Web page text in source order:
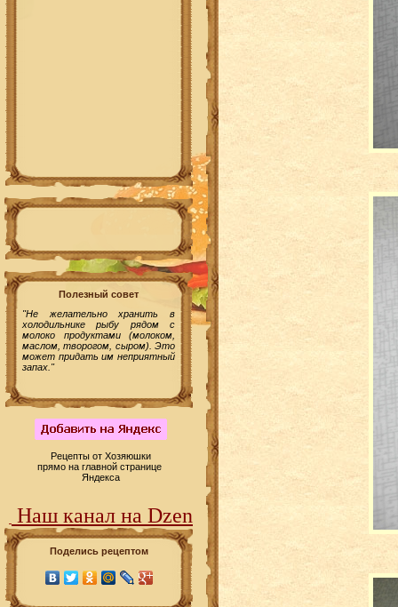
Полезный совет
"Не желательно хранить в
холодильнике рыбу рядом с
молоко продуктами (молоком,
маслом, творогом, сыром). Это
может придать им неприятный
запах."
Рецепты от Хозяюшки
прямо на главной странице
Яндекса
Наш канал на Dzen
Поделись рецептом